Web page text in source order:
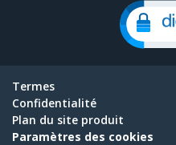
Termes
Confidentialité
Plan du site produit
Paramètres des cookies